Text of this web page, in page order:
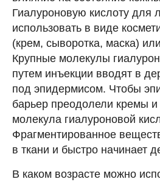
Гиалуроновую кислоту для
использовать в виде
(крем, сыворотка, маска)
Крупные молекулы
путем инъекции вводят в
под эпидермисом. Чтобы
барьер преодолели кремы и
молекула гиалуроновой
Фрагментированное
в ткани и быстро начинает
В каком возрасте можно